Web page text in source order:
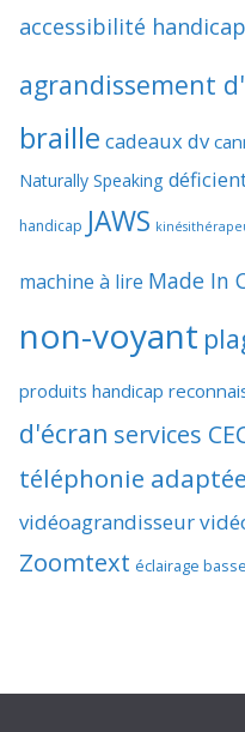
accessibilité handicap
agrandissement
braille cadeaux dv
Naturally Speaking
handicap JAWS
machine à lire Made In
non-voyant
produits handicap
d'écran services
téléphonie
vidéoagrandisseur
Zoomtext éclairage